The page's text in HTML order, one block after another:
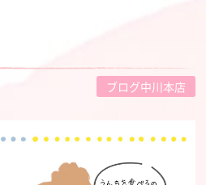
ブログ中川本店